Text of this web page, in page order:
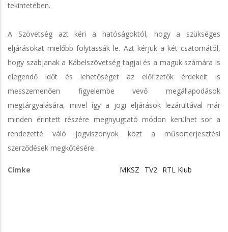
tekintetében.
A Szövetség azt kéri a hatóságoktól, hogy a szükséges
eljárásokat mielőbb folytassák le. Azt kérjük a két csatornától,
hogy szabjanak a Kábelszövetség tagjai és a maguk számára is
elegendő időt és lehetőséget az előfizetők érdekeit is
messzemenően figyelembe vevő megállapodások
megtárgyalására, mivel így a jogi eljárások lezárultával már
minden érintett részére megnyugtató módon kerülhet sor a
rendezetté váló jogviszonyok közt a műsorterjesztési
szerződések megkötésére.
Címke MKSZ TV2 RTL Klub